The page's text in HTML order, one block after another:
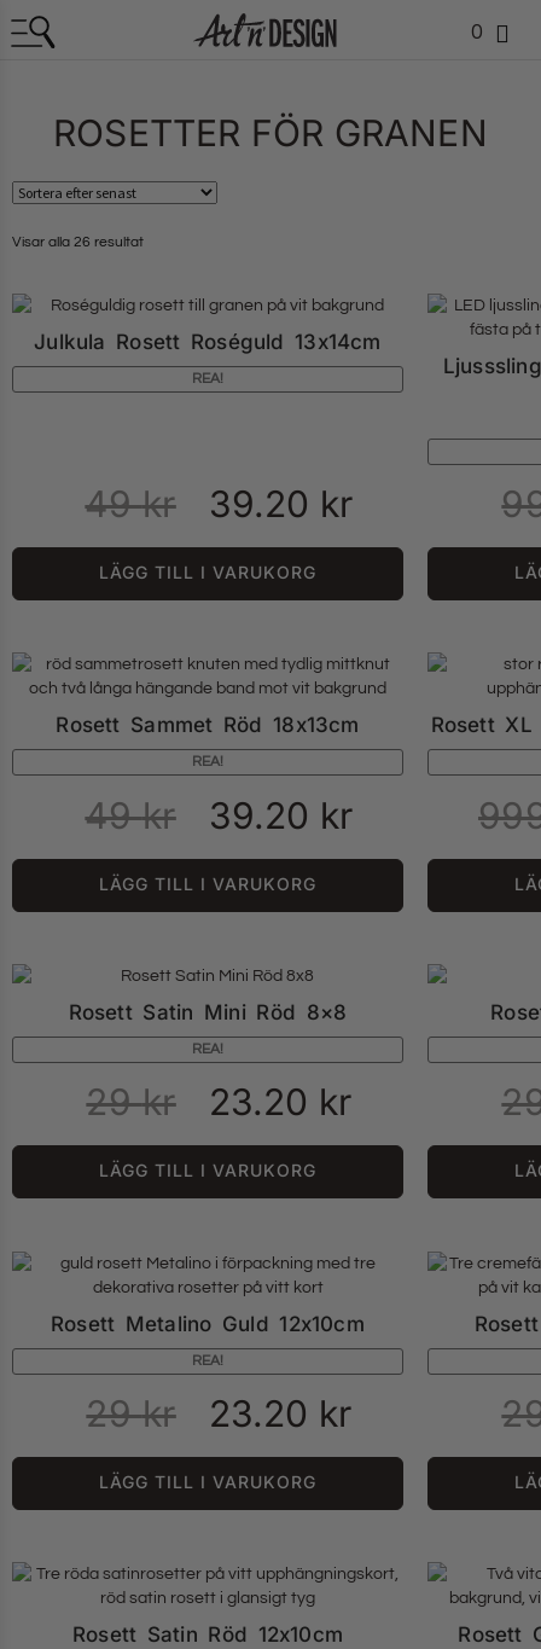
0
ROSETTER FÖR GRANEN
Visar alla 26 resultat
Julkula Rosett Roséguld 13x14cm
REA!
49kr 39.20 kr
LÄGG TILL I VARUKORG
Rosett Sammet Röd 18x13cm
REA!
49kr 39.20 kr
LÄGG TILL I VARUKORG
Rosett XL
Rosett Satin Mini Röd 8×8
REA!
29kr 23.20 kr
LÄGG TILL I VARUKORG
Rosett Metalino Guld 12x10cm
REA!
29kr 23.20 kr
LÄGG TILL I VARUKORG
Rosett Satin Röd 12x10cm Rosett